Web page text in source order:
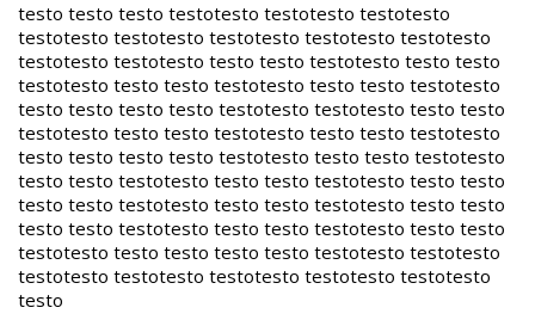
testo testo testo testotesto testotesto testotesto
testotesto testotesto testotesto testotesto testotesto
testotesto testotesto testo testo testotesto testo testo
testotesto testo testo testotesto testo testo testotesto
testo testo testo testo testotesto testotesto testo testo
testotesto testo testo testotesto testo testo testotesto
testo testo testo testo testotesto testo testo testotesto
testo testo testotesto testo testo testotesto testo testo
testo testo testotesto testo testo testotesto testo testo
testo testo testotesto testo testo testotesto testo testo
testotesto testo testo testo testo testotesto testotesto
testotesto testotesto testotesto testotesto testotesto
testo